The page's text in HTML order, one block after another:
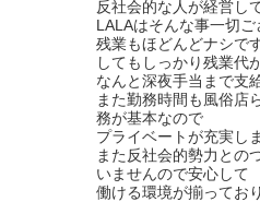
反社会的な人が経営し
LALAはそんな事一切ご
残業もほどんどナシで
してもしっかり残業代
なんと深夜手当まで支
また勤務時間も風俗店
務が基本なので
プライベートが充実し
また反社会的勢力との
いませんので安心して
働ける環境が揃ってお